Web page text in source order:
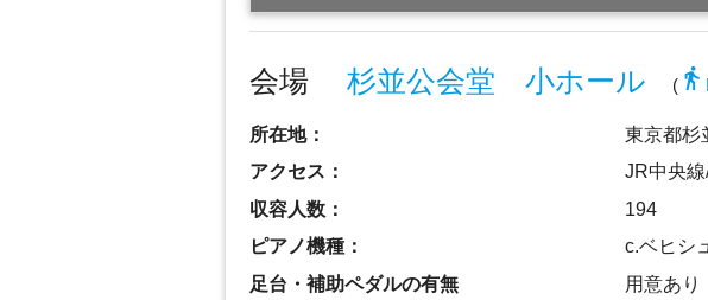
会場杉並公会堂 小ホール ( directions_walk
所在地：
東京都杉
アクセス：
JR中央
収容人数：
194
ピアノ機種：
c.ベヒシ
足台・補助ペダルの有無
用意あ